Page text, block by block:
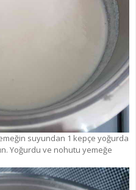
suyundan 1 kepçe yoğurda
Yoğurdu ve nohutu yemeğe